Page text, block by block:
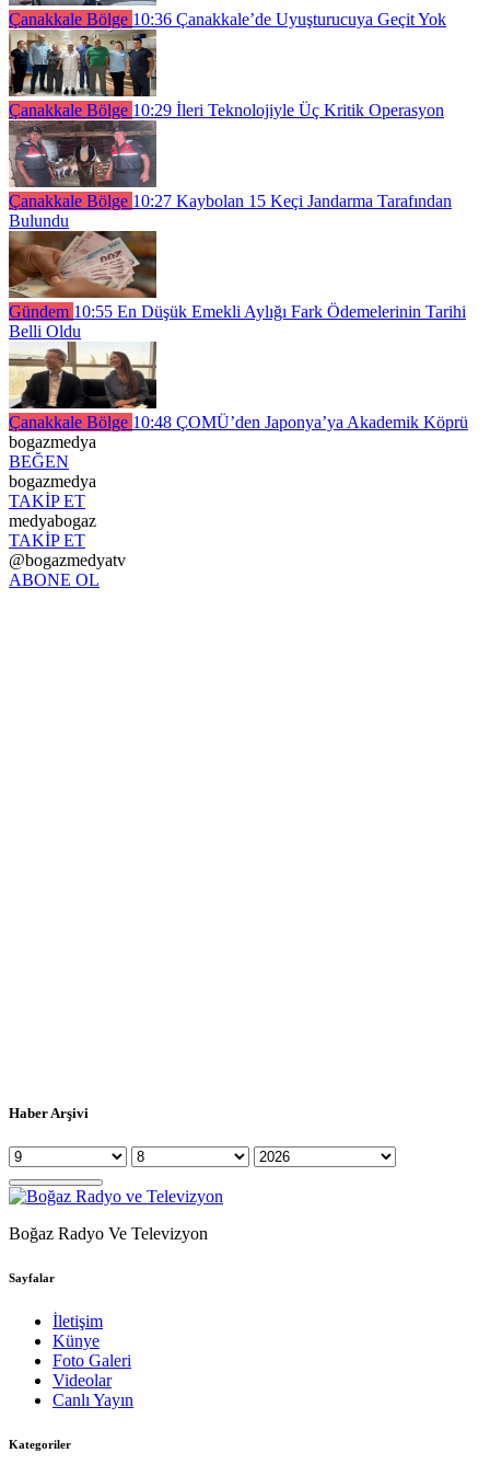
Çanakkale Bölge 10:36 Çanakkale’de Uyuşturucuya Geçit Yok
Çanakkale Bölge 10:29 İleri Teknolojiyle Üç Kritik Operasyon
Çanakkale Bölge 10:27 Kaybolan 15 Keçi Jandarma Tarafından
Bulundu
Gündem 10:55 En Düşük Emekli Aylığı Fark Ödemelerinin Tarihi
Belli Oldu
Çanakkale Bölge 10:48 ÇOMÜ’den Japonya’ya Akademik Köprü
bogazmedya
BEĞEN
bogazmedya
TAKİP ET
medyabogaz
TAKİP ET
@bogazmedyatv
ABONE OL
Haber Arşivi
Boğaz Radyo Ve Televizyon
Sayfalar
İletişim
Künye
Foto Galeri
Videolar
Canlı Yayın
Kategoriler